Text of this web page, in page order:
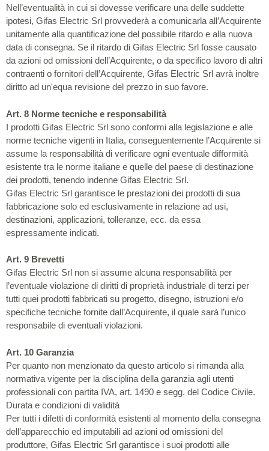
Nell’eventualità in cui si dovesse verificare una delle suddette
ipotesi, Gifas Electric Srl provvederà a comunicarla all’Acquirente
unitamente alla quantificazione del possibile ritardo e alla nuova
data di consegna. Se il ritardo di Gifas Electric Srl fosse causato
da azioni od omissioni dell’Acquirente, o da specifico lavoro di altri
contraenti o fornitori dell’Acquirente, Gifas Electric Srl avrà inoltre
diritto ad un'equa revisione del prezzo in suo favore.
Art. 8 Norme tecniche e responsabilità
I prodotti Gifas Electric Srl sono conformi alla legislazione e alle
norme tecniche vigenti in Italia, conseguentemente l’Acquirente si
assume la responsabilità di verificare ogni eventuale difformità
esistente tra le norme italiane e quelle del paese di destinazione
dei prodotti, tenendo indenne Gifas Electric Srl.
Gifas Electric Srl garantisce le prestazioni dei prodotti di sua
fabbricazione solo ed esclusivamente in relazione ad usi,
destinazioni, applicazioni, tolleranze, ecc. da essa
espressamente indicati.
Art. 9 Brevetti
Gifas Electric Srl non si assume alcuna responsabilità per
l’eventuale violazione di diritti di proprietà industriale di terzi per
tutti quei prodotti fabbricati su progetto, disegno, istruzioni e/o
specifiche tecniche fornite dall’Acquirente, il quale sarà l’unico
responsabile di eventuali violazioni.
Art. 10 Garanzia
Per quanto non menzionato da questo articolo si rimanda alla
normativa vigente per la disciplina della garanzia agli utenti
professionali con partita IVA, art. 1490 e segg. del Codice Civile.
Durata e condizioni di validità
Per tutti i difetti di conformità esistenti al momento della consegna
dell’apparecchio ed imputabili ad azioni od omissioni del
produttore, Gifas Electric Srl garantisce i suoi prodotti alle